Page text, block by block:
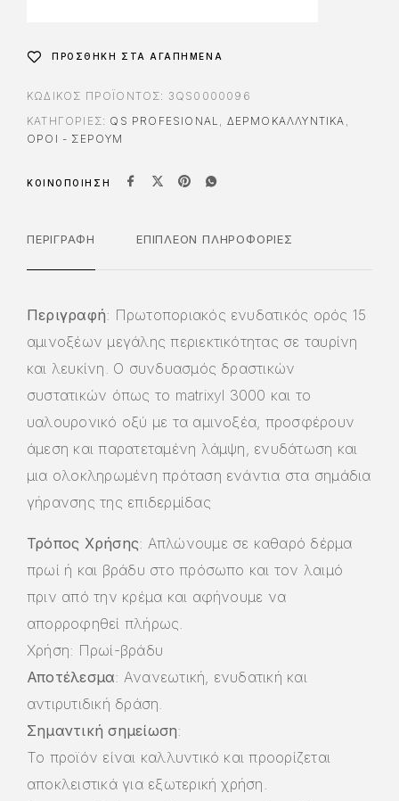
t
v
e
:
ΠΡΟΣΘΉΚΗ ΣΤΑ ΑΓΑΠΗΜΈΝΑ
ΚΩΔΙΚΌΣ ΠΡΟΪΌΝΤΟΣ: 3QS0000096
ΚΑΤΗΓΟΡΊΕΣ: QS PROFESIONAL , ΔΕΡΜΟΚΑΛΛΥΝΤΙΚΑ ,
ΟΡΟΙ - ΣΕΡΟΥΜ
ΚΟΙΝΟΠΟΊΗΣΗ
ΠΕΡΙΓΡΑΦΉ ΕΠΙΠΛΈΟΝ ΠΛΗΡΟΦΟΡΊΕΣ
Περιγραφή: Πρωτοποριακός ενυδατικός ορός 15
αμινοξέων μεγάλης περιεκτικότητας σε ταυρίνη
και λευκίνη. Ο συνδυασμός δραστικών
συστατικών όπως το matrixyl 3000 και το
υαλουρονικό οξύ με τα αμινοξέα, προσφέρουν
άμεση και παρατεταμένη λάμψη, ενυδάτωση και
μια ολοκληρωμένη πρόταση ενάντια στα σημάδια
γήρανσης της επιδερμίδας
Τρόπος Χρήσης: Απλώνουμε σε καθαρό δέρμα
πρωί ή και βράδυ στο πρόσωπο και τον λαιμό
πριν από την κρέμα και αφήνουμε να
απορροφηθεί πλήρως.
Χρήση: Πρωί-βράδυ
Αποτέλεσμα: Ανανεωτική, ενυδατική και
αντιρυτιδική δράση.
Σημαντική σημείωση:
Το προϊόν είναι καλλυντικό καιπροορίζεται
αποκλειστικά για εξωτερική χρήση.